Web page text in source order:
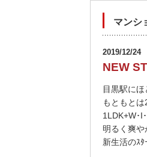
マンシ
2019/12/24
NEW
目黒駅にほ
もともとは
1LDK+W･I
明るく爽や
新生活のｽ